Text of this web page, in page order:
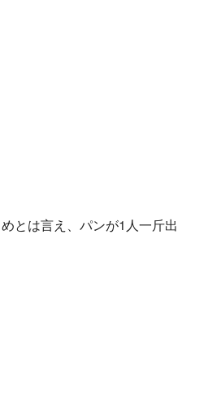
とは言え、パンが1人一斤出